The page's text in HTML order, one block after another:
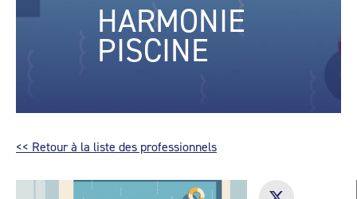
HARMONIE
PISCINE
<< Retour à la liste des professionnels